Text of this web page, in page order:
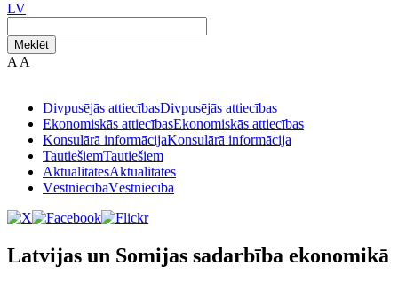
LV
Meklēt
A A
Divpusējās attiecībasDivpusējās attiecības
Ekonomiskās attiecībasEkonomiskās attiecības
Konsulārā informācijaKonsulārā informācija
TautiešiemTautiešiem
AktualitātesAktualitātes
VēstniecībaVēstniecība
Latvijas un Somijas sadarbība ekonomikā